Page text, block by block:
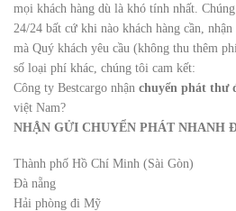
mọi khách hàng dù là khó tính nhất.
24/24 bất cứ khi nào khách hàng cần,
mà Quý khách yêu cầu (không thu thêm
số loại phí khác, chúng tôi cam kết:
Công ty Bestcargo nhận chuyển phát thư
việt Nam?
NHẬN GỬI CHUYỂN PHÁT NHANH
Thành phố Hồ Chí Minh (Sài Gòn)
Đà nẵng
Hải phòng đi Mỹ